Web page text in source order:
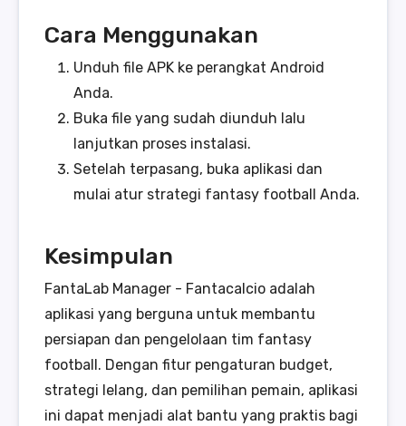
Cara Menggunakan
Unduh file APK ke perangkat Android
Anda.
Buka file yang sudah diunduh lalu
lanjutkan proses instalasi.
Setelah terpasang, buka aplikasi dan
mulai atur strategi fantasy football Anda.
Kesimpulan
FantaLab Manager - Fantacalcio adalah
aplikasi yang berguna untuk membantu
persiapan dan pengelolaan tim fantasy
football. Dengan fitur pengaturan budget,
strategi lelang, dan pemilihan pemain, aplikasi
ini dapat menjadi alat bantu yang praktis bagi